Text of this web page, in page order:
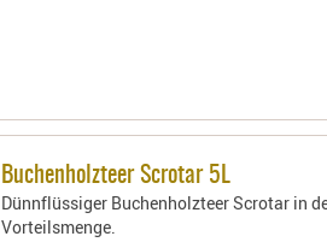
Buchenholzteer Scrotar 5L
Dünnflüssiger Buchenholzteer Scrotar in
Vorteilsmenge.